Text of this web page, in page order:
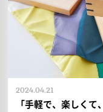
「手軽で、楽しく
2024.04.21